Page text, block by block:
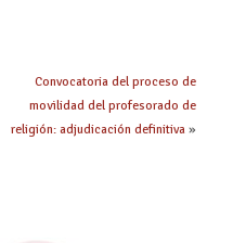
Convocatoria del proceso de
movilidad del profesorado de
religión: adjudicación definitiva»